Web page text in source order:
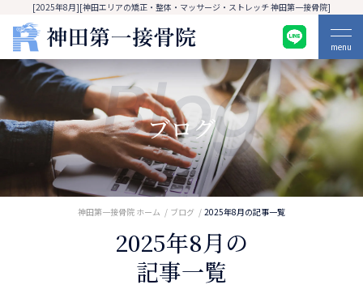
[2025年8月][神田エリアの矯正・整体・マッサージ・ストレッチ 神田第一接骨院]
menu
Blog
ブログ
神田第一接骨院 ホーム ブログ 2025年8月の記事一覧
2025年8月の
記事一覧